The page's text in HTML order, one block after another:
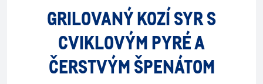
GRILOVANÝ KOZÍ SYR S
CVIKLOVÝM PYRÉ A
ČERSTVÝM ŠPENÁTOM